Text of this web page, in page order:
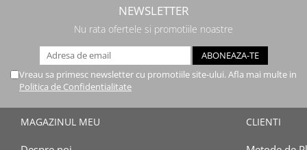
NEWSLETTER
Nu rata ofertele si promotiile noastre
Vreau sa primesc newsletter cu promotiile site-ului. Afla mai multe in
Politica de Confidentialitate
MAGAZINUL MEU CLIENTI